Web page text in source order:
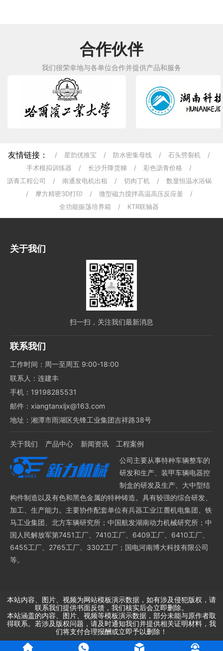
合作伙伴
我们很荣幸地与各单位合作并提供产品和服务
友情链接： / 星韵优推宝 / 防水密集母线 / 石头劈裂机
/
手术模拟训练器
/ 长沙升降货梯 / 彩色沥青价格
/
沥青工程公司
/ 南通发电机出租 / 切肉丁机 /
数显恒温水浴锅
/
摩方精密3D打印 / 微型磁力搅拌高温高压反应釜
/
全功能振荡培养箱
/ KTR联轴器
关于我们
扫一扫，关注我们最新消息
联系我们
工作时间：周一至周五 9:00-18:00
联系人：连建丰
手机：19198285531
邮件：xiangtanxljx@163.com
地址：湘潭市雨湖区先锋工业集团吉祥路38号
关于我们 产品中心 新闻资讯
工程案例
公司主要从事特种车辆整车的
研发和生产、装甲车辆电器控
制盒的研发及生产、大中型结
构件制造以及有色和黑色金属的特种铸造。具有较强的综合研发、
加工、生产能力。主要协作配套单位有兵器工业江麓机电集团、铁
马工业集团、北方车辆研究所；中国航发湖南动力机械研究所；中
国人民解放军第7451工厂、7410工厂、6409工厂、6410工厂、
6455工厂、2765工厂、3302工厂；国电河南博大科技有限公司
等。
本站内容、图片、视频为网站模板演示数据，如有涉及侵犯版权，请
联系我们提供书面反馈，我们核实后会立即删除。
本站涵盖的内容、图片、视频等模板演示数据，部分未能与原作者取
得联系。若涉及版权问题，请及时通知我们并提供相关证明材料，我
们将支付合理报酬或立即予以删除！
湘潭新力机械有限公司版权所有 湘ICP备19024675号-2
技术支